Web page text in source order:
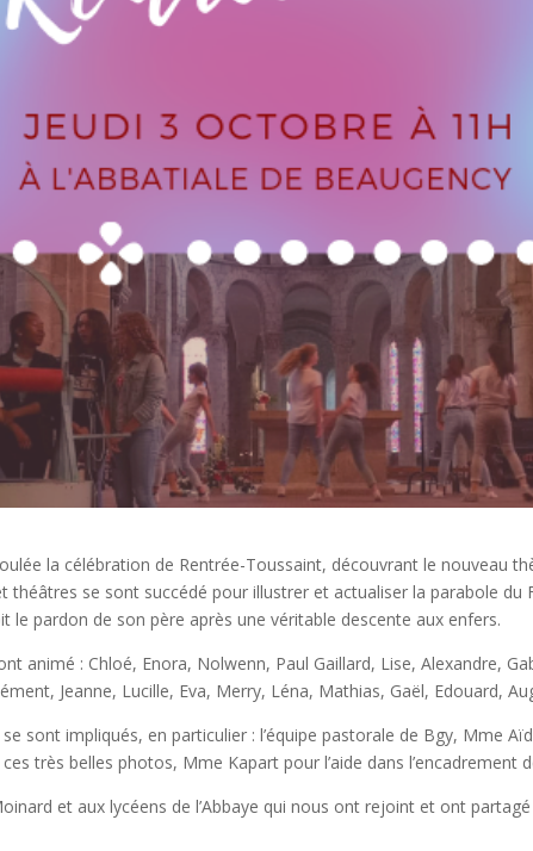
la célébration de Rentrée-Toussaint, découvrant le nouveau
théâtres se sont succédé pour illustrer et actualiser la parabole du
le pardon de son père après une véritable descente aux enfers.
animé : Chloé, Enora, Nolwenn, Paul Gaillard, Lise, Alexandre,
Jeanne, Lucille, Eva, Merry, Léna, Mathias, Gaël, Edouard,
sont impliqués, en particulier : l’équipe pastorale de Bgy, Mme
très belles photos, Mme Kapart pour l’aide dans l’encadrement
et aux lycéens de l’Abbaye qui nous ont rejoint et ont